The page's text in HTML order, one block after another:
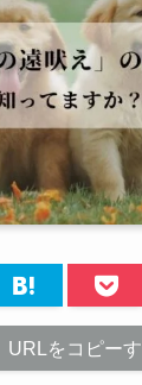
URLをコピー